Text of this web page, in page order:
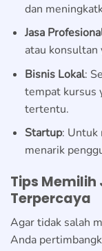
dan
Jasa
atau
Bisnis Lokal:
tempat kursus
tertentu.
Startup: Untuk
menarik
Tips
Terpercaya
Agar tidak salah
Anda